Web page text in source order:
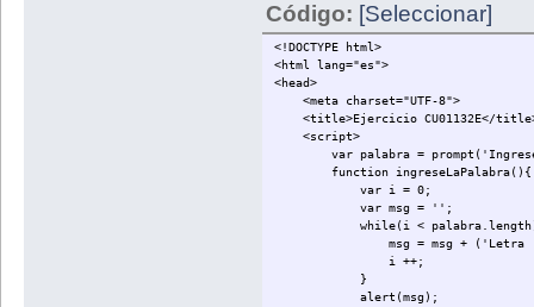
Código: [Seleccionar]
<!DOCTYPE html>
<html lang="es">
<head>
<meta charset="UTF-8">
<title>Ejercicio CU01132E</
<script>
var palabra = prompt('Ingrese
function ingreseLaPalabra(){
var i = 0;
var msg = '';
while(i <
msg = msg + ('Letra ' + i
i ++;
}
alert(msg);